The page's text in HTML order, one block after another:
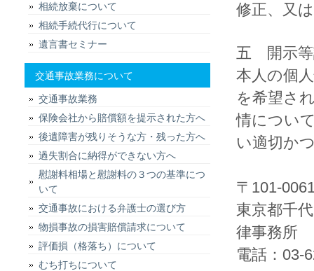
修正、又
五 開示等
本人の個
を希望さ
情につい
い適切か
〒101-
東京都千
律事務所
電話：
相続放棄について
相続手続代行について
遺言書セミナー
交通事故業務について
交通事故業務
保険会社から賠償額を提示された方へ
後遺障害が残りそうな方・残った方へ
過失割合に納得ができない方へ
慰謝料相場と慰謝料の３つの基準につ
いて
交通事故における弁護士の選び方
物損事故の損害賠償請求について
評価損（格落ち）について
むち打ちについて